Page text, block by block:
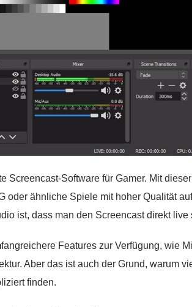
Screencast-Software für Gamer. Mit
oder ähnliche Spiele mit hoher Qualität
ist, dass man den Screencast direkt live
Features zur Verfügung, wie
Aber das ist auch der Grund, warum
finden.